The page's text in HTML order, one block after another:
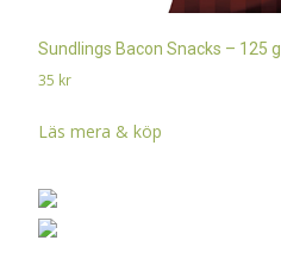
Sundlings Bacon Snacks – 125 g
35 kr
Läs mera & köp